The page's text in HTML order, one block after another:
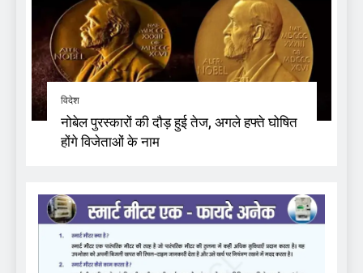
विदेश
नोबेल पुरस्कारों की दौड़ हुई तेज, अगले हफ्ते घोषित
होंगे विजेताओं के नाम